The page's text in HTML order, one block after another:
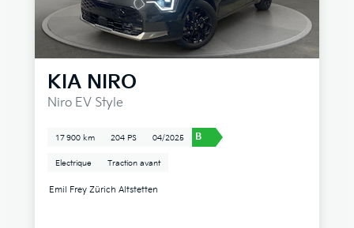
KIA NIRO
Niro EV Style
17 900 km 204 PS 04/2025 B
Electrique Traction avant
Emil Frey Zürich Altstetten